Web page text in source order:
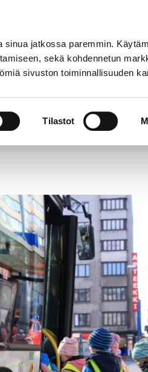
jatkossa paremmin.
sekä kohdennetun
sivuston toiminnallisuuden
Tilastot